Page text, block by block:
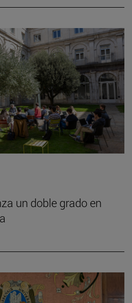
un doble grado en